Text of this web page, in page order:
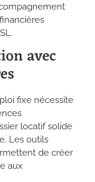
avec
fixe nécessite
locatif solide
Les outils
de créer
aux